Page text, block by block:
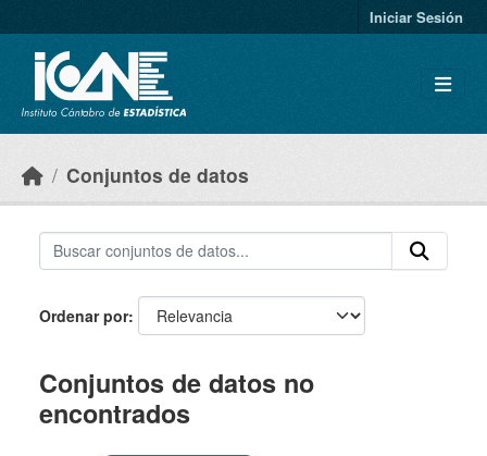
Iniciar Sesión
Conjuntos de datos
Ordenar por
Conjuntos de datos no
encontrados